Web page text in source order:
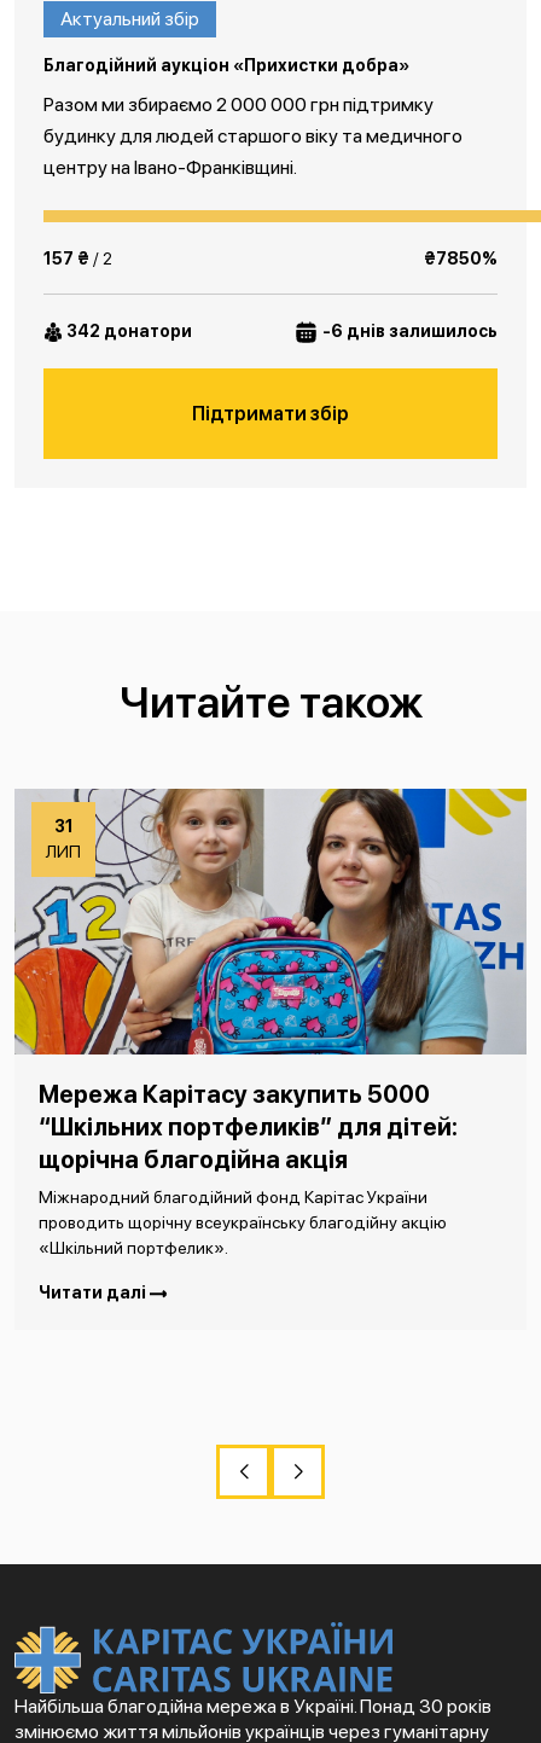
Актуальний збір
Благодійний аукціон «Прихистки добра»
Разом ми збираємо 2 000 000 грн підтримку
будинку для людей старшого віку та медичного
центру на Івано-Франківщині.
157 ₴ / 2 ₴7850%
342 донатори -6 днів залишилось
Підтримати збір
Читайте також
31
ЛИП
Мережа Карітасу закупить 5000
“Шкільних портфеликів” для дітей:
щорічна благодійна акція
Міжнародний благодійний фонд Карітас України
проводить щорічну всеукраїнську благодійну акцію
«Шкільний портфелик».
Читати далі
Найбільша благодійна мережа в Україні. Понад 30 років
змінюємо життя мільйонів українців через гуманітарну